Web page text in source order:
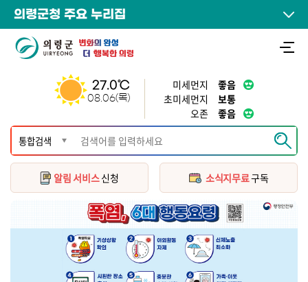
의령군청 주요 누리집
27.0℃
08.06(목)
미세먼지
좋음
초미세먼지
보통
오존
좋음
알림 서비스신청 소식지무료구독